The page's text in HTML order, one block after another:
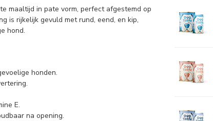
maaltijd in pate vorm, perfect afgestemd op
is rijkelijk gevuld met rund, eend, en kip,
hond.
honden.
E.
na opening.